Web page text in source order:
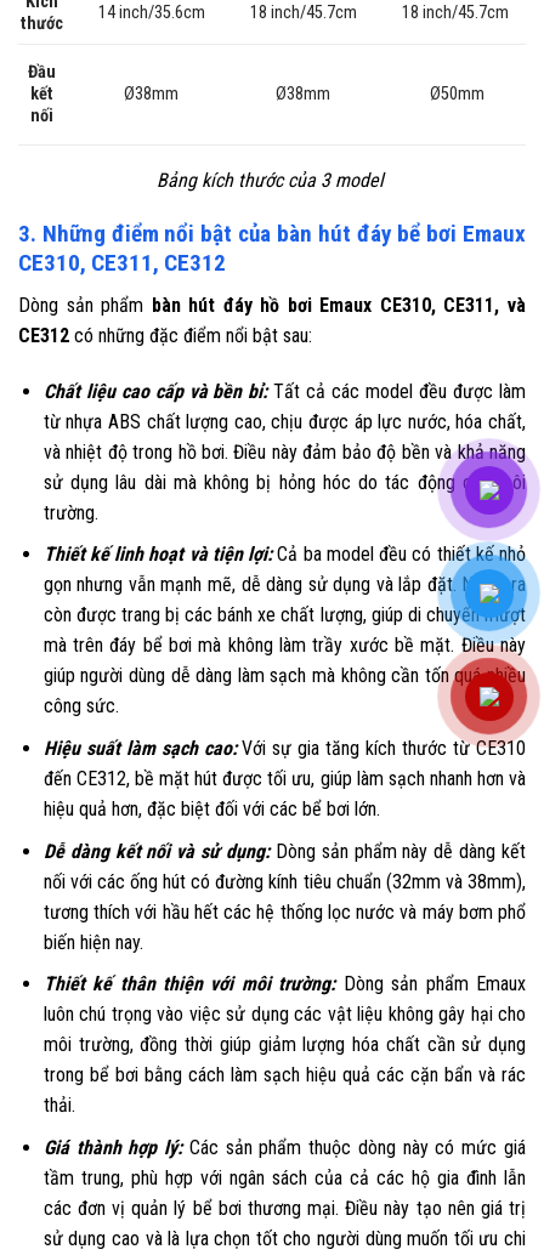
thước
14 inch/35.6cm 18 inch/45.7cm 18 inch/45.7cm
Đầu
kết
nối
Ø38mm Ø38mm Ø50mm
Bảng kích thước của 3 model
3. Những điểm nổi bật của bàn hút đáy bể bơi Emaux
CE310, CE311, CE312
Dòng sản phẩm bàn hút đáy hồ bơiEmaux CE310, CE311, và
CE312 có những đặc điểm nổi bật sau:
Chất liệu cao cấp và bền bỉ:Tất cả các model đều được làm
từ nhựa ABS chất lượng cao, chịu được áp lực nước, hóa chất,
và nhiệt độ trong hồ bơi. Điều này đảm bảo độ bền và khả năng
sử dụng lâu dài mà không bị hỏng hóc do tác động của môi
trường.
Thiết kế linh hoạt và tiện lợi:Cả ba model đều có thiết kế nhỏ
gọn nhưng vẫn mạnh mẽ, dễ dàng sử dụng và lắp đặt. Ngoài ra
còn được trang bị các bánh xe chất lượng, giúp di chuyển mượt
mà trên đáy bể bơi mà không làm trầy xước bề mặt. Điều này
giúp người dùng dễ dàng làm sạch mà không cần tốn quá nhiều
công sức.
Hiệu suất làm sạch cao:Với sự gia tăng kích thước từ CE310
đến CE312, bề mặt hút được tối ưu, giúp làm sạch nhanh hơn và
hiệu quả hơn, đặc biệt đối với các bể bơi lớn.
Dễ dàng kết nối và sử dụng:Dòng sản phẩm này dễ dàng kết
nối với các ống hút có đường kính tiêu chuẩn (32mm và 38mm),
tương thích với hầu hết các hệ thống lọc nước và máy bơm phổ
biến hiện nay.
Thiết kế thân thiện với môi trường:Dòng sản phẩm Emaux
luôn chú trọng vào việc sử dụng các vật liệu không gây hại cho
môi trường, đồng thời giúp giảm lượng hóa chất cần sử dụng
trong bể bơi bằng cách làm sạch hiệu quả các cặn bẩn và rác
thải.
Giá thành hợp lý:Các sản phẩm thuộc dòng này có mức giá
tầm trung, phù hợp với ngân sách của cả các hộ gia đình lẫn
các đơn vị quản lý bể bơi thương mại. Điều này tạo nên giá trị
sử dụng cao và là lựa chọn tốt cho người dùng muốn tối ưu chi